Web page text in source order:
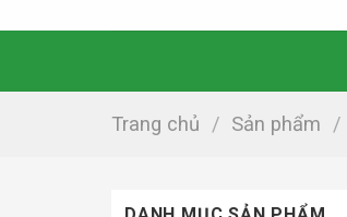
Trang chủ / Sản phẩm /